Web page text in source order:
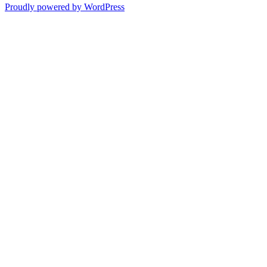
Proudly powered by WordPress